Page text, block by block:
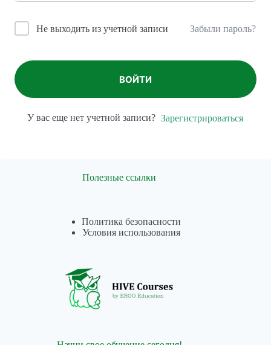
Не выходить из учетной записи Забыли пароль?
ВОЙТИ
У вас еще нет учетной записи? Зарегистрироваться
Полезные ссылки
Политика безопасности
Условия использования